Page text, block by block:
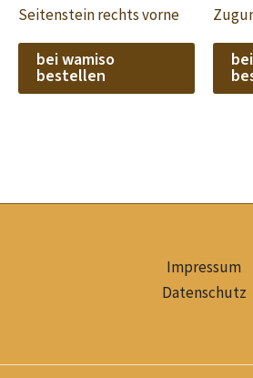
Seitenstein rechts vorne
bei wamiso
bestellen
Impressum
Datenschutz